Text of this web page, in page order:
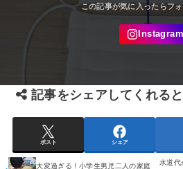
記事をシェアしてくれる
ポスト シェア
大変過ぎる！小学生男児二人の家庭
水道代